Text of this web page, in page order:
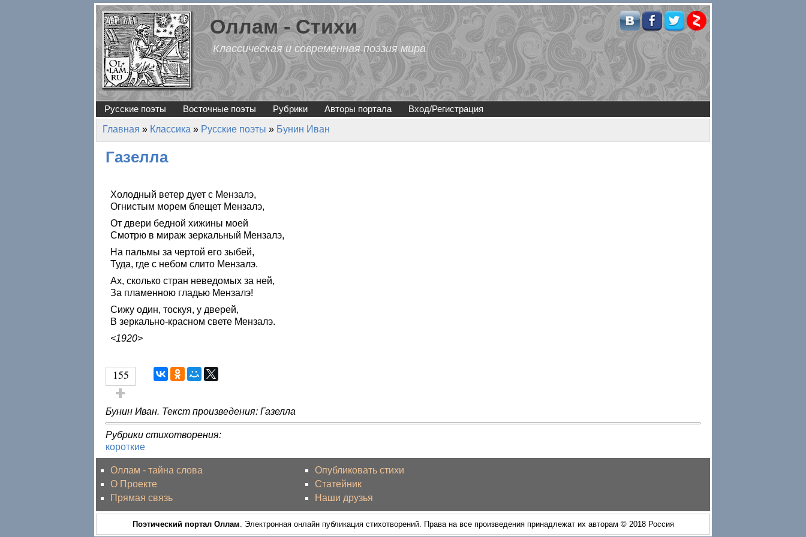
Перейти к основному содержанию
Оллам - Стихи
Классическая и современная поэзия мира
Русские поэты Восточные поэты Рубрики Авторы портала Вход/Регистрация
Вы здесь
Главная » Классика » Русские поэты » Бунин Иван
Газелла
Холодный ветер дует с Мензалэ,
Огнистым морем блещет Мензалэ,
От двери бедной хижины моей
Смотрю в мираж зеркальный Мензалэ,
На пальмы за чертой его зыбей,
Туда, где с небом слито Мензалэ.
Ах, сколько стран неведомых за ней,
За пламенною гладью Мензалэ!
Сижу один, тоскуя, у дверей,
В зеркально-красном свете Мензалэ.
<1920>
155
Голос за!
Бунин Иван. Текст произведения: Газелла
Рубрики стихотворения:
короткие
Оллам - тайна слова
О Проекте
Прямая связь
Опубликовать стихи
Статейник
Наши друзья
Поэтический портал Оллам . Электронная онлайн публикация стихотворений. Права на все произведения принадлежат их авторам © 2018 Россия